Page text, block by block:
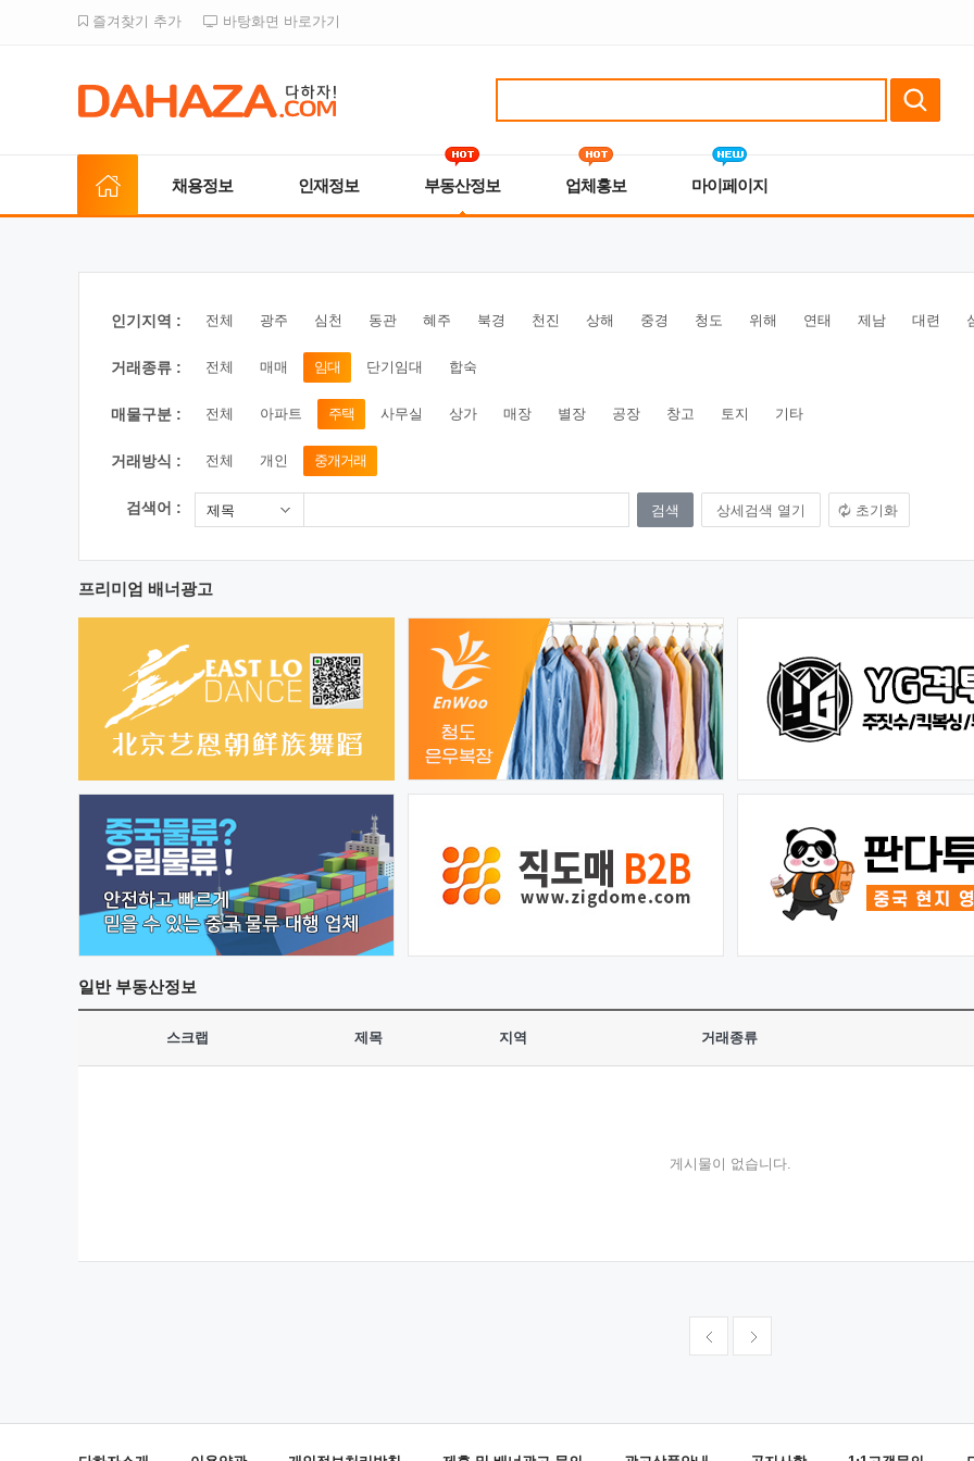
즐겨찾기 추가 바탕화면 바로가기
채용정보 인재정보 부동산정보 업체홍보 마이페이지
인기지역 : 전체 광주 심천 동관 혜주 북경 천진 상해 중경 청도 위해 연태 제남 대련
거래종류 : 전체 매매 임대 단기임대 합숙
매물구분 : 전체 아파트 주택 사무실 상가 매장 별장 공장 창고 토지 기타
거래방식 : 전체 개인 중개거래
검색어 : 제목 상세검색 열기 초기화
프리미엄 배너광고
일반부동산정보
스크랩 제목 지역 거래종류
게시물이 없습니다.